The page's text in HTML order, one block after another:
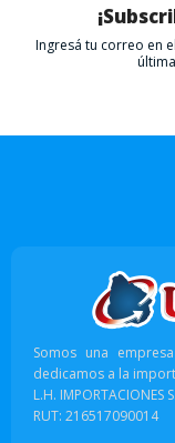
Ingresá tu correo en
Somos una
dedicamos a la
L.H. IMPORTACIONES
RUT: 216517090014